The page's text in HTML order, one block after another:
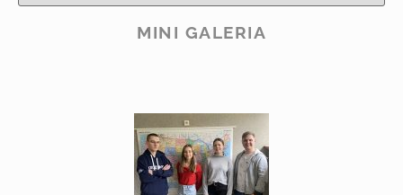
MINI GALERIA